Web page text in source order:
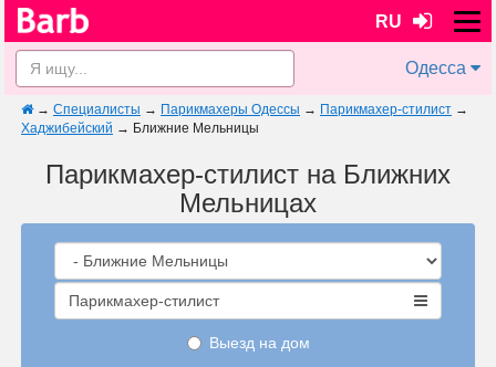
RU
Одесса
→ Специалисты → Парикмахеры Одессы → Парикмахер-стилист →
Хаджибейский → Ближние Мельницы
Парикмахер-стилист на Ближних
Мельницах
Парикмахер-стилист
Выезд на дом